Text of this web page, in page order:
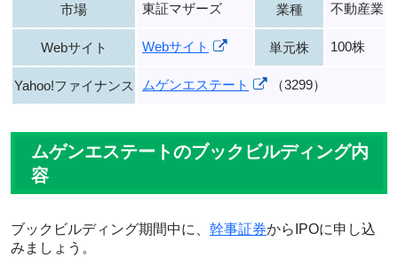
市場 東証マザーズ 業種 不動産業
Webサイト Webサイト 単元株 100株
Yahoo!ファイナンス ムゲンエステート （3299）
ムゲンエステートのブックビルディング内
容
ブックビルディング期間中に、 幹事証券からIPOに申し込
みましょう。